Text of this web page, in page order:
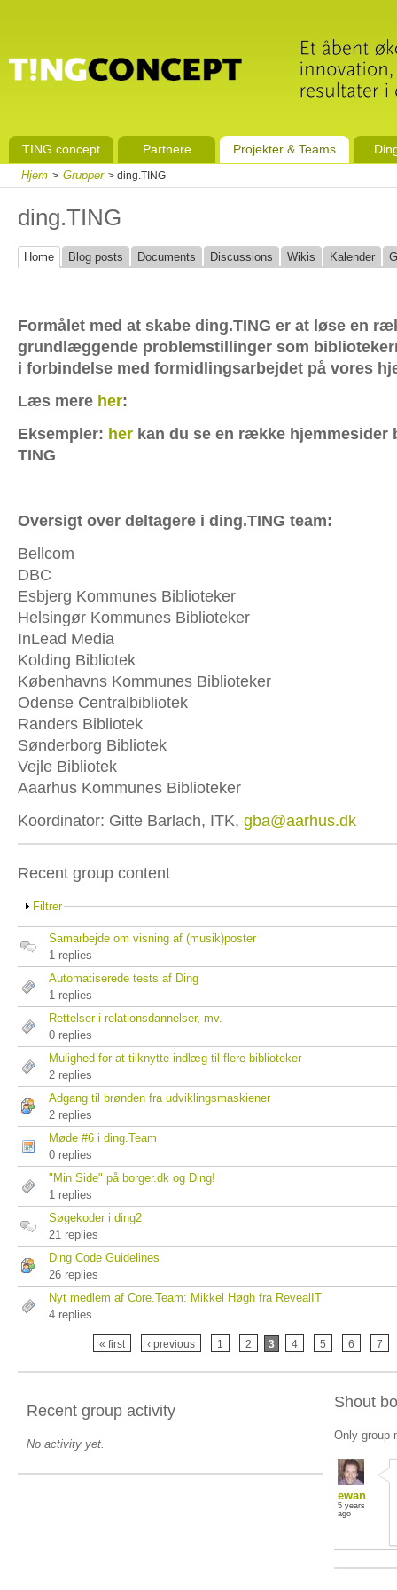
TING.concept Partnere Projekter & Teams
Hjem > Grupper > ding.TING
ding.TING
Home Blog posts Documents Discussions Wikis Kalender
Formålet med at skabe ding.TING er at løse en
grundlæggende problemstillinger som
i forbindelse med formidlingsarbejdet på vores
Læs mere her:
Eksempler: her kan du se en række hjemmesider
TING
Oversigt over deltagere i ding.TING team:
Bellcom
DBC
Esbjerg Kommunes Biblioteker
Helsingør Kommunes Biblioteker
InLead Media
Kolding Bibliotek
Københavns Kommunes Biblioteker
Odense Centralbibliotek
Randers Bibliotek
Sønderborg Bibliotek
Vejle Bibliotek
Aaarhus Kommunes Biblioteker
Koordinator: Gitte Barlach, ITK, gba@aarhus.dk
Recent group content
Filtrer
Samarbejde om visning af (musik)poster
1 replies
Automatiserede tests af Ding
1 replies
Rettelser i relationsdannelser, mv.
0 replies
Mulighed for at tilknytte indlæg til flere biblioteker
2 replies
Adgang til brønden fra udviklingsmaskiener
2 replies
Møde #6 i ding.Team
0 replies
"Min Side" på borger.dk og Ding!
1 replies
Søgekoder i ding2
21 replies
Ding Code Guidelines
26 replies
Nyt medlem af Core.Team: Mikkel Høgh fra RevealIT
4 replies
« first ‹ previous 1 2 3 4 5 6 7
Recent group activity
No activity yet.
Shout
Only group
ewan
5 years
ago